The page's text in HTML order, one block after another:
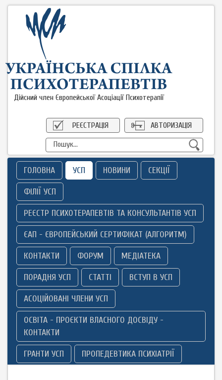
Дійсний член Європейської Асоціації Психотерапії
АВТОРИЗАЦІЯ
РЕЄСТРАЦІЯ
ГОЛОВНА УСП НОВИНИ СЕКЦІЇ
ФІЛІЇ УСП
РЕЄСТР ПСИХОТЕРАПЕВТІВ ТА КОНСУЛЬТАНТІВ УСП
ЄАП - ЄВРОПЕЙСЬКИЙ СЕРТИФІКАТ (АЛГОРИТМ)
КОНТАКТИ ФОРУМ МЕДІАТЕКА
ПОРАДНЯ УСП СТАТТІ ВСТУП В УСП
АСОЦІЙОВАНІ ЧЛЕНИ УСП
ОСВІТА - ПРОЄКТИ ВЛАСНОГО ДОСВІДУ -
КОНТАКТИ
ГРАНТИ УСП ПРОПЕДЕВТИКА ПСИХІАТРІЇ